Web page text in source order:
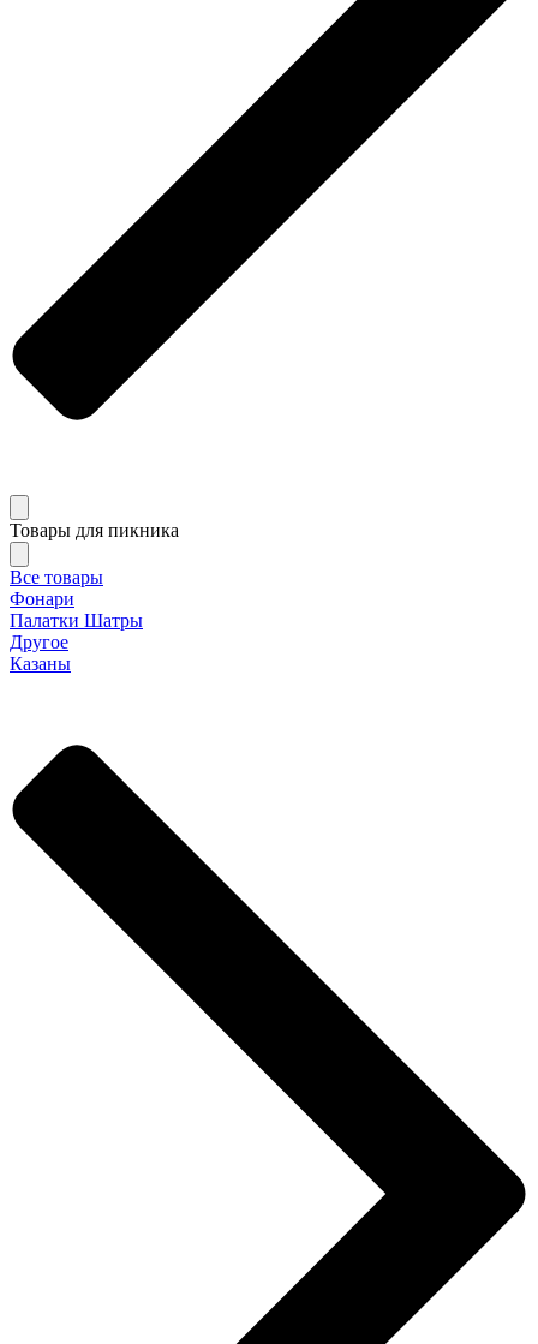
Товары для пикника
Все товары
Фонари
Палатки Шатры
Другое
Казаны